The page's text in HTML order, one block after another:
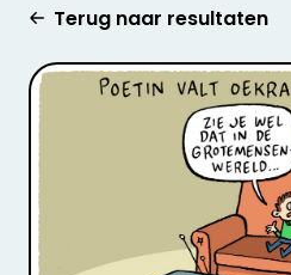
Terug naar resultaten